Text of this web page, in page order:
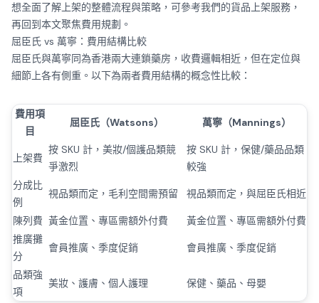
想全面了解上架的整體流程與策略，可參考我們的貨品上架服務 ，
再回到本文聚焦費用規劃。
屈臣氏 vs 萬寧：費用結構比較
屈臣氏與萬寧同為香港兩大連鎖藥房，收費邏輯相近，但在定位與
細節上各有側重。以下為兩者費用結構的概念性比較：
費用項
目
屈臣氏（Watsons） 萬寧（Mannings）
上架費
按 SKU 計，美妝/個護品類競
爭激烈
按 SKU 計，保健/藥品品類
較強
分成比
例
視品類而定，毛利空間需預留 視品類而定，與屈臣氏相近
陳列費 黃金位置、專區需額外付費
黃金位置、專區需額外付費
推廣攤
分
會員推廣、季度促銷 會員推廣、季度促銷
品類強
項
美妝、護膚、個人護理 保健、藥品、母嬰